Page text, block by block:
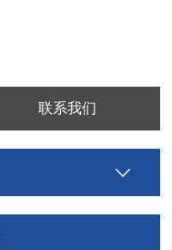
联系我们